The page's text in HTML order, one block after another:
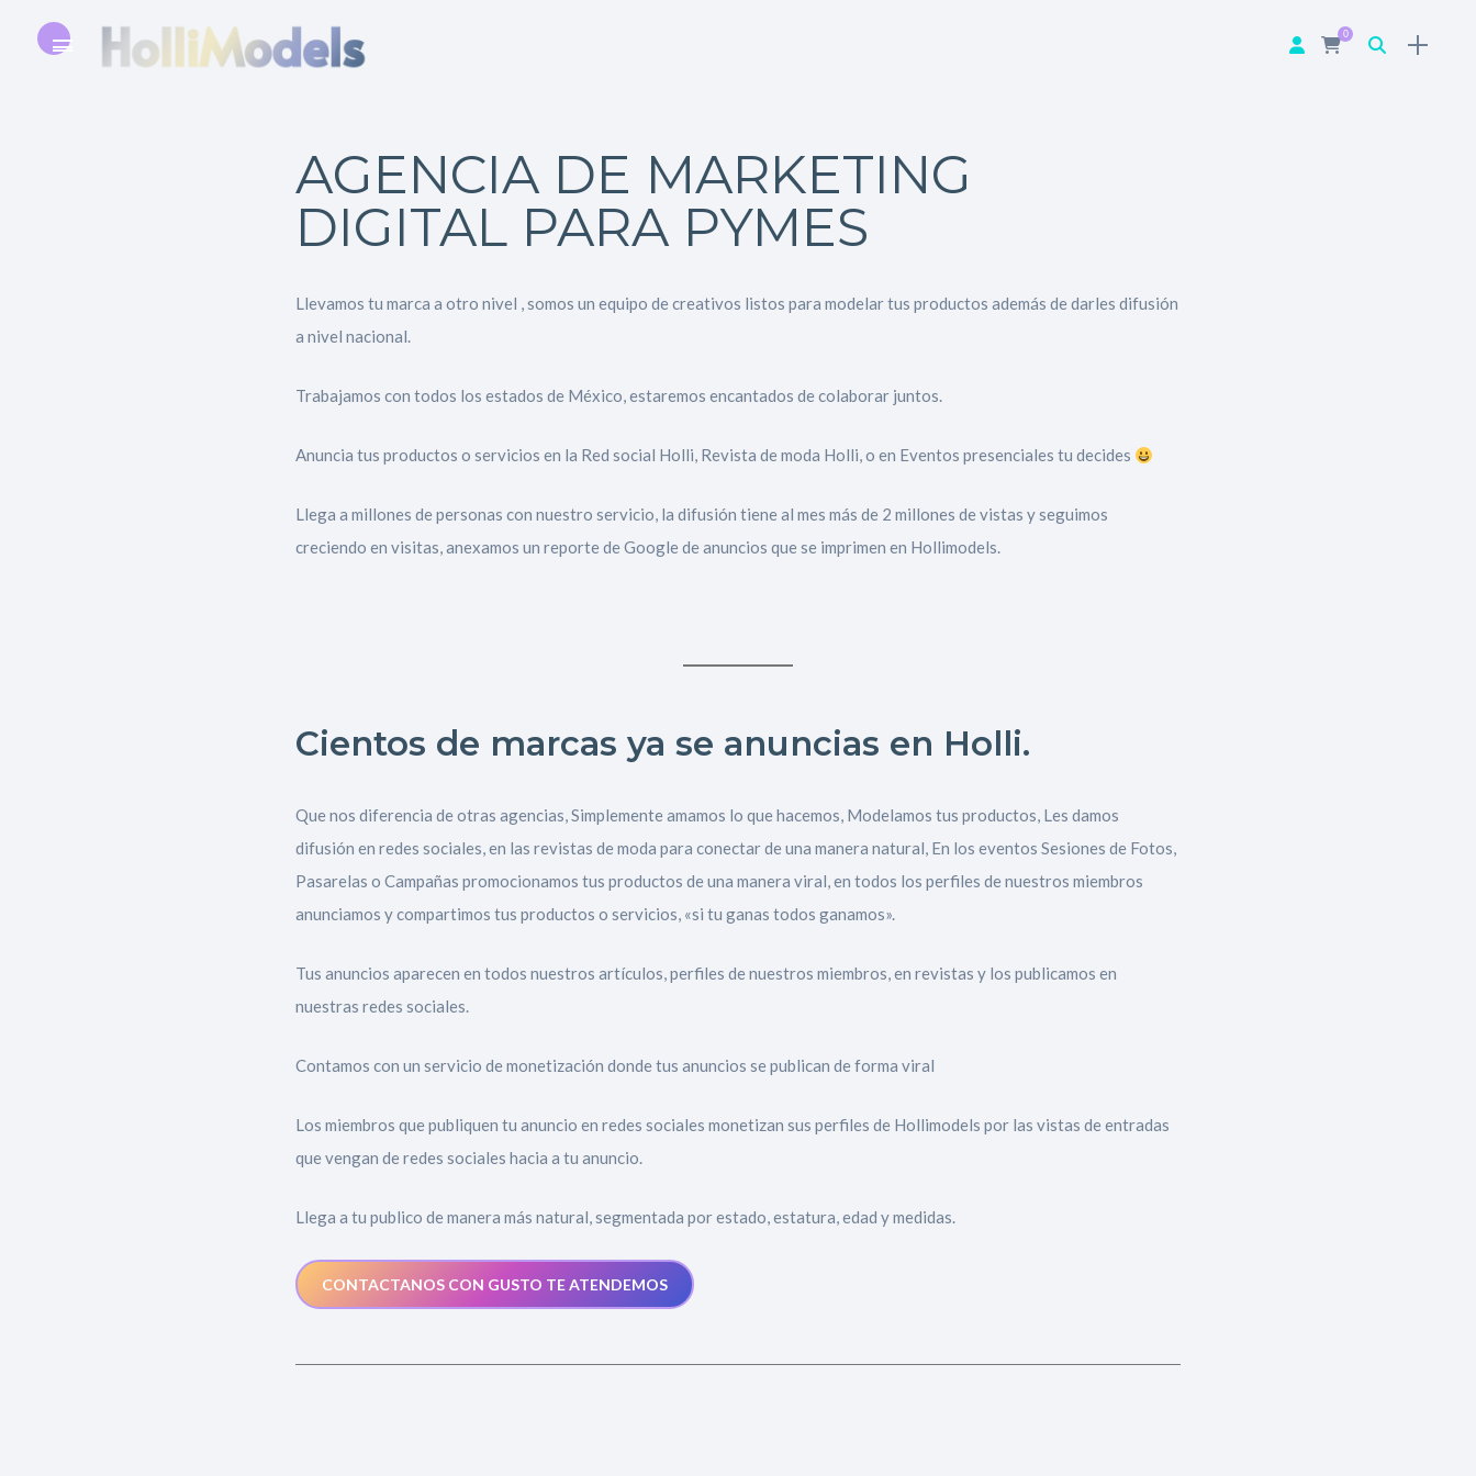
Inicio
social
Miembros
Eventos
y
Castings
Belleza
Salud,
0
AGENCIA DE MARKETING
DIGITAL PARA PYMES
Llevamos tu marca a otro nivel , somos un equipo de creativos listos para modelar tus productos además de darles difusión
a nivel nacional.
Trabajamos con todos los estados de México, estaremos encantados de colaborar juntos.
Anuncia tus productos o servicios en la Red social Holli, Revista de moda Holli, o en Eventos presenciales tu decides
Llega a millones de personas con nuestro servicio, la difusión tiene al mes más de 2 millones de vistas y seguimos
creciendo en visitas, anexamos un reporte de Google de anuncios que se imprimen en Hollimodels.
Cientos de marcas ya se anuncias en Holli.
Que nos diferencia de otras agencias, Simplemente amamos lo que hacemos, Modelamos tus productos, Les damos
difusión en redes sociales, en las revistas de moda para conectar de una manera natural, En los eventos Sesiones de Fotos,
Pasarelas o Campañas promocionamos tus productos de una manera viral, en todos los perfiles de nuestros miembros
anunciamos y compartimos tus productos o servicios, «si tu ganas todos ganamos».
Tus anuncios aparecen en todos nuestros artículos, perfiles de nuestros miembros, en revistas y los publicamos en
nuestras redes sociales.
Contamos con un servicio de monetización donde tus anuncios se publican de forma viral
Los miembros que publiquen tu anuncio en redes sociales monetizan sus perfiles de Hollimodels por las vistas de entradas
que vengan de redes sociales hacia a tu anuncio.
Llega a tu publico de manera más natural, segmentada por estado, estatura, edad y medidas.
CONTACTANOS CON GUSTO TE ATENDEMOS